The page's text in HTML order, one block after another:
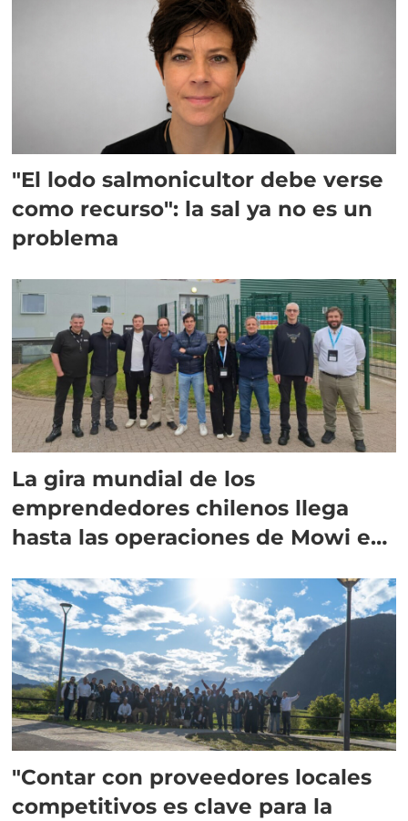
"El lodo salmonicultor debe verse
como recurso": la sal ya no es un
problema
La gira mundial de los
emprendedores chilenos llega
hasta las operaciones de Mowi en
"Contar con proveedores locales
competitivos es clave para la